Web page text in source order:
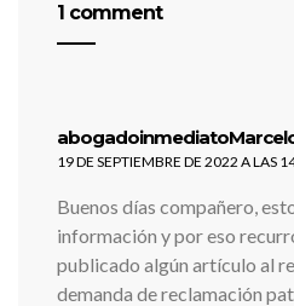
1 comment
19 DE SEPTIEMBRE DE 2022 A LAS
Buenos días compañero,
información y por eso
publicado algún artículo al
demanda de reclamación